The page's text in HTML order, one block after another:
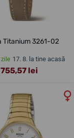
Titanium 3261-02
zile 17. 8. la tine acasă
755,57 lei